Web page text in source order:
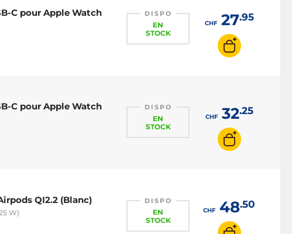
C pour Apple Watch
DISPO
EN
STOCK
CHF27.95
C pour Apple Watch
DISPO
EN
STOCK
CHF32.25
QI2.2 (Blanc)
W)
DISPO
EN
STOCK
CHF48.50